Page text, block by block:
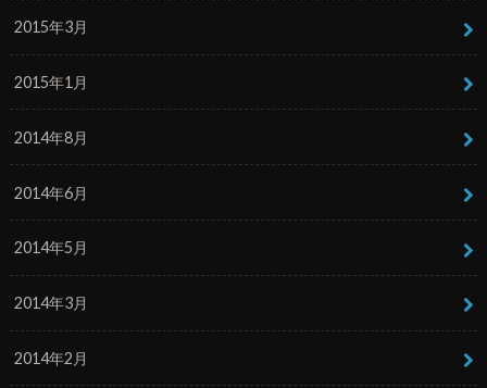
2015年3月
2015年1月
2014年8月
2014年6月
2014年5月
2014年3月
2014年2月